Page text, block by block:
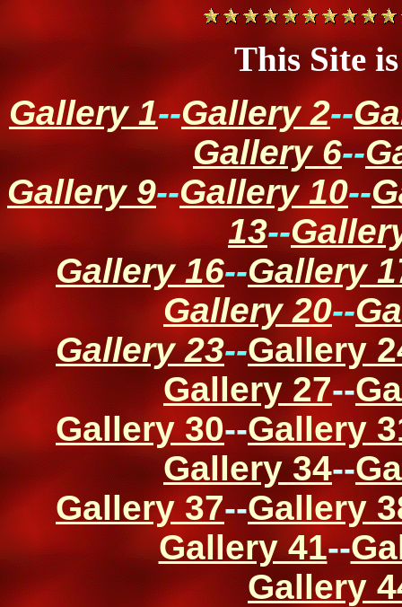
This Site
Gallery 1--Gallery 2--
Gallery 6--
Gallery 9--Gallery 10--
13--
Gallery 16--Gallery
Gallery 20--
Gallery 23--Gallery
Gallery 27--
Gallery 30--Gallery
Gallery 34--
Gallery 37--Gallery
Gallery 41--
Gallery